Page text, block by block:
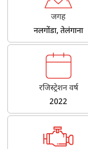
जगह
नलगोंडा, तेलंगाना
रजिस्ट्रेशन वर्ष
2022